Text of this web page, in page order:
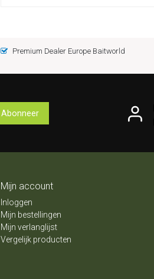
Premium Dealer Europe Baitworld
Abonneer
Mijn account
Inloggen
Mijn bestellingen
Mijn verlanglijst
Vergelijk producten